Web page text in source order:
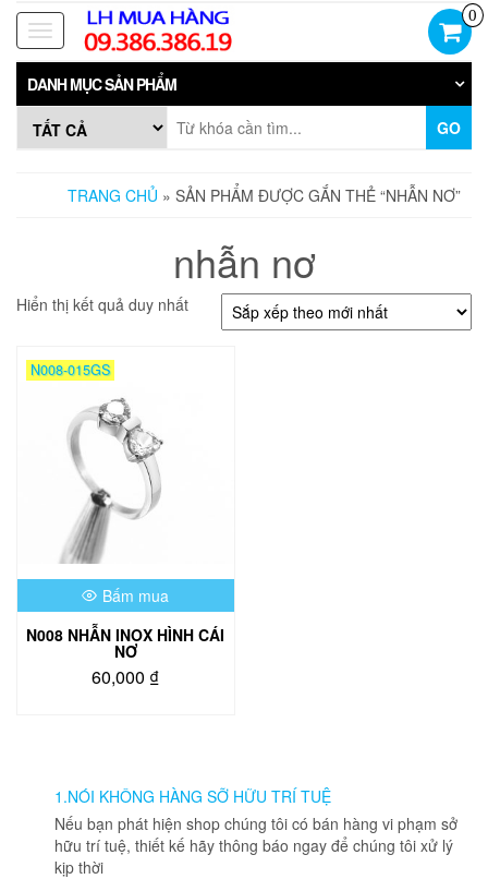
Skip
the
content
Toggle
navigation
0
DANH MỤC SẢN PHẨM
GO
TRANG CHỦ » SẢN PHẨM ĐƯỢC GẮN THẺ “NHẪN NƠ”
nhẫn nơ
Hiển thị kết quả duy nhất
N008-015GS
Bấm mua
N008 NHẪN INOX HÌNH CÁI
NƠ
60,000 ₫
nhiều
biến
thể.
Các
1.NÓI KHÔNG HÀNG SỠ HỮU TRÍ TUỆ
Nếu bạn phát hiện shop chúng tôi có bán hàng vi phạm sở
hữu trí tuệ, thiết kế hãy thông báo ngay để chúng tôi xử lý
kịp thời